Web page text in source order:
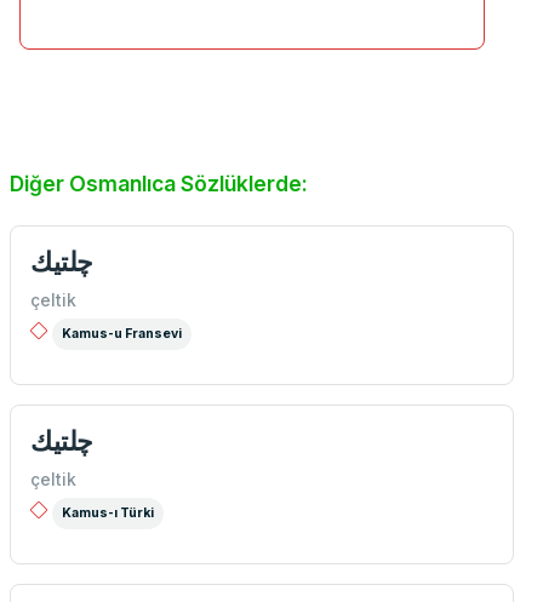
Diğer Osmanlıca Sözlüklerde:
چلتيك
çeltik
Kamus-u Fransevi
چلتيك
çeltik
Kamus-ı Türki